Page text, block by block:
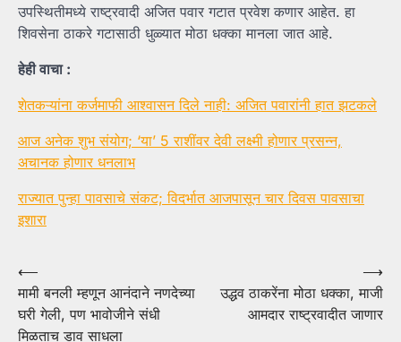
उपस्थितीमध्ये राष्ट्रवादी अजित पवार गटात प्रवेश कणार आहेत. हा
शिवसेना ठाकरे गटासाठी धुळ्यात मोठा धक्का मानला जात आहे.
हेही वाचा :
शेतकऱ्यांना कर्जमाफी आश्वासन दिले नाही: अजित पवारांनी हात झटकले
आज अनेक शुभ संयोग; ‘या’ 5 राशींवर देवी लक्ष्मी होणार प्रसन्न,
अचानक होणार धनलाभ
राज्यात पुन्हा पावसाचे संकट; विदर्भात आजपासून चार दिवस पावसाचा
इशारा
Post
navigation
⟵
मामी बनली म्हणून आनंदाने नणदेच्या
घरी गेली, पण भावोजीने संधी
मिळताच डाव साधला
उद्धव ठाकरेंना मोठा धक्का, माजी
आमदार राष्ट्रवादीत जाणार
⟶